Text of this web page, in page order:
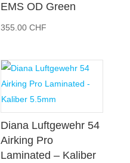
EMS OD Green
355.00CHF
Diana Luftgewehr 54
Airking Pro
Laminated – Kaliber